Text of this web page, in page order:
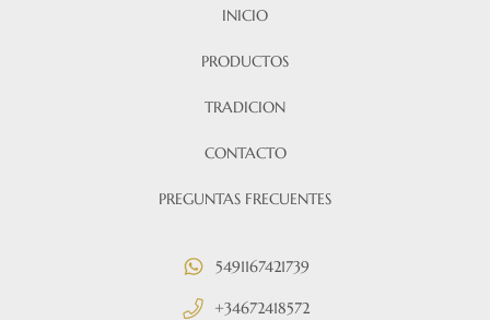
INICIO
PRODUCTOS
TRADICION
CONTACTO
PREGUNTAS FRECUENTES
5491167421739
+34672418572